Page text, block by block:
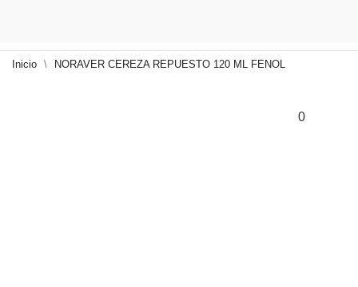
Inicio NORAVER CEREZA REPUESTO 120 ML FENOL
0